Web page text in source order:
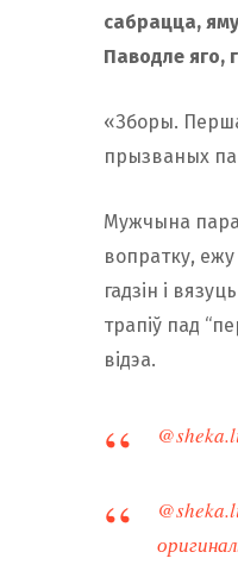
сабрацца,
Паводле яго,
«Зборы.
прызваных
Мужчына
вопратку,
гадзін і
трапіў пад
відэа.